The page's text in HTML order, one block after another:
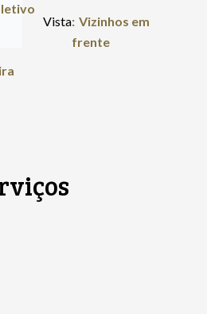
Vista Vizinhos em
frente